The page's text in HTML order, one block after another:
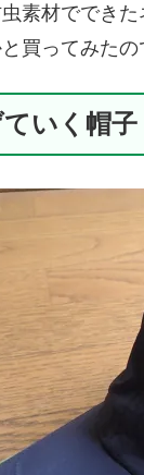
素材ででき
買ってみたの
ていく帽